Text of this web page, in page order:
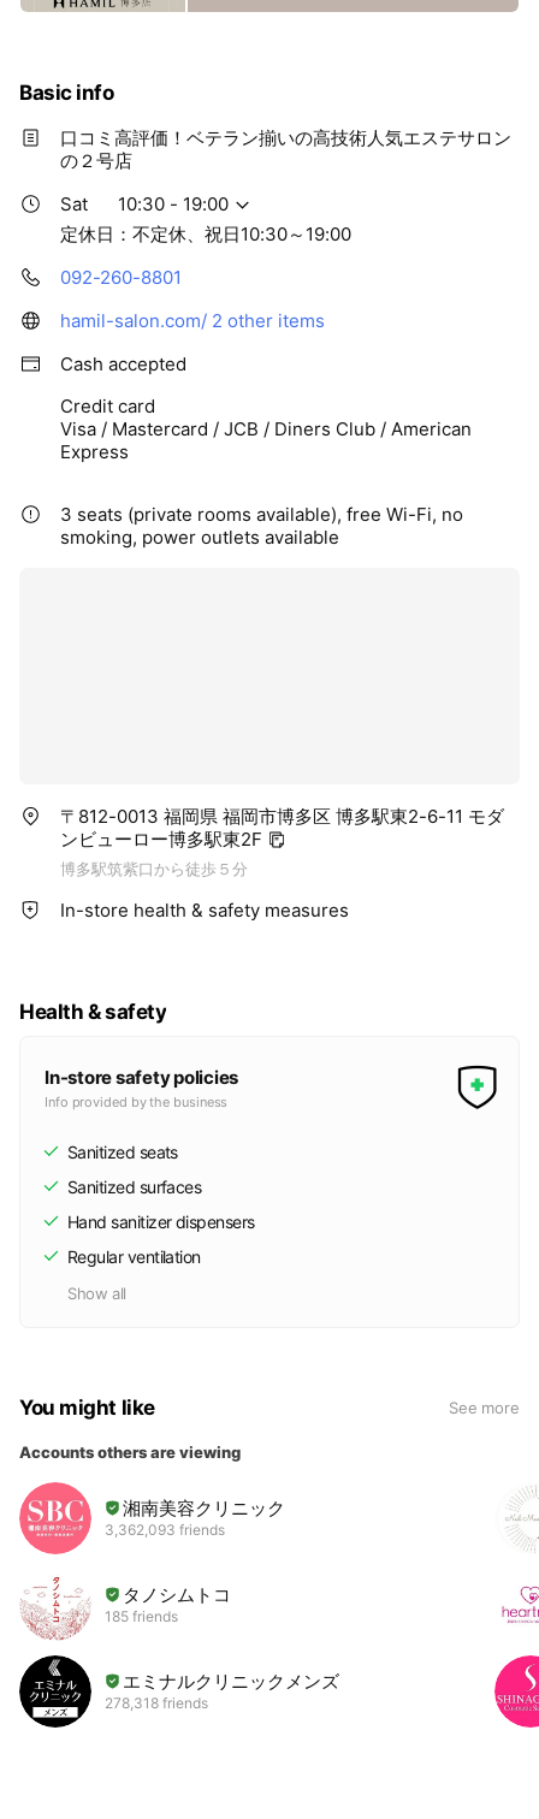
Basic info
口コミ高評価！ベテラン揃いの高技術人気エステサロン
の２号店
Sat
10:30 - 19:00
定休日：不定休、祝日10:30～19:00
092-260-8801
hamil-salon.com/ 2 other items
Cash accepted
Credit card
Visa / Mastercard / JCB / Diners Club / American
Express
3 seats (private rooms available), free Wi-Fi, no
smoking, power outlets available
〒812-0013 福岡県 福岡市博多区 博多駅東2-6-11 モダ
ンビューロー博多駅東2F
博多駅筑紫口から徒歩５分
In-store health & safety measures
Health & safety
In-store safety policies
Info provided by the business
Sanitized seats
Sanitized surfaces
Hand sanitizer dispensers
Regular ventilation
Show all
You might like See more
Accounts others are viewing
湘南美容クリニック
3,362,093 friends
タノシムトコ
185 friends
エミナルクリニックメンズ
278,318 friends